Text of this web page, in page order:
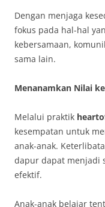
Dengan menjaga
fokus pada hal-hal
kebersamaan,
sama lain.
Menanamkan Nilai
Melalui praktik
kesempatan untuk
anak-anak.
dapur dapat menjadi
efektif.
Anak-anak belajar